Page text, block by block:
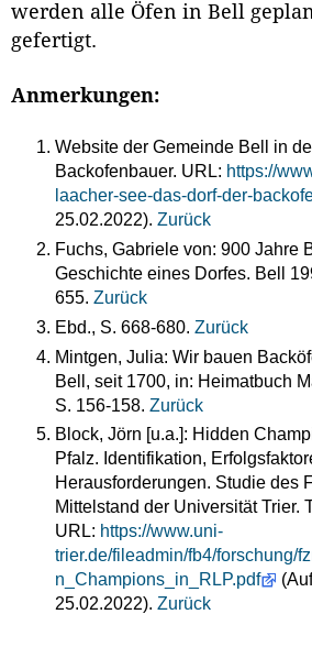
werden alle Öfen in Bell
gefertigt.
Anmerkungen:
Website der Gemeinde Bell in
Backofenbauer. URL: https://
laacher-see-das-dorf-der-
25.02.2022). Zurück
Fuchs, Gabriele von: 900 Jahre
Geschichte eines Dorfes. Bell
655. Zurück
Ebd., S. 668-680. Zurück
Mintgen, Julia: Wir bauen
Bell, seit 1700, in: Heimatbuch
S. 156-158. Zurück
Block, Jörn [u.a.]: Hidden
Pfalz. Identifikation,
Herausforderungen. Studie des
Mittelstand der Universität Trier.
URL: https://www.uni-
trier.de/fileadmin/fb4/forschung/
n_Champions_in_RLP.pdf
25.02.2022). Zurück